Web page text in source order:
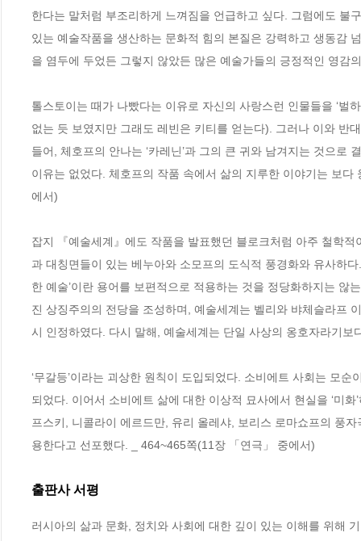
한다는 말처럼 부조리하게 느껴짐을 언급하고 싶다. 그럼에도 불
있는 예술작품을 생산하는 문화적 힘의 본질은 강력하고 생동감
을 염두에 두었든 그렇지 않았든 많은 예술가들의 긍정적인 영
톨스토이는 때가 나빴다는 이유로 자신의 사랑스런 인물들을 ‘벌
없는 듯 보였지만 그래도 레빈은 키티를 얻는다). 그러나 이와 반
들어, 체호프의 안나는 ‘카레닌’과 그의 큰 귀와 남겨지는 것으
이유는 없었다. 체호프의 작품 속에서 삶의 지루한 이야기는 보
에서)
잡지 『예술세계』에도 작품을 발표했던 블로크처럼 아주 철학
과 대칭면들이 있는 베누아와 소모프의 도식적 풍경화와 유사하
한 예술’이란 용어를 보편적으로 적용하는 것을 정당화하지는
진 상징주의의 전당을 조성하며, 예술세계는 벨리와 뱌체슬라프
시 인정하였다. 다시 말해, 예술세계는 단일 사상의 옹호자라기
‘무갈등’이라는 괴상한 원칙이 도입되었다. 소비에트 사회는 모
되었다. 이어서 소비에트 삶에 대한 이상적 묘사에서 현실을 ‘미
프스키, 니콜라이 에르드만, 유리 올레샤, 보리스 로마쇼프의 풍
용한다고 선포했다. _ 464~465쪽(11장 「연극」 중에서)
출판사 서평
러시아의 삶과 문화, 정치와 사회에 대한 깊이 있는 이해를 위해